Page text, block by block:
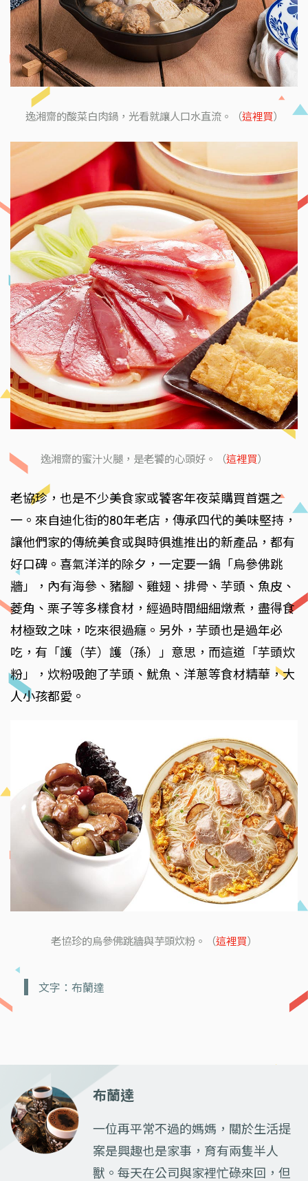
逸湘齋的酸菜白肉鍋，光看就讓人口水直流。（這裡買）
逸湘齋的蜜汁火腿，是老饕的心頭好。（這裡買）
老協珍，也是不少美食家或饕客年夜菜購買首選之
一。來自迪化街的80年老店，傳承四代的美味堅持，
讓他們家的傳統美食或與時俱進推出的新產品，都有
好口碑。喜氣洋洋的除夕，一定要一鍋「烏參佛跳
牆」，內有海參、豬腳、雞翅、排骨、芋頭、魚皮、
菱角、栗子等多樣食材，經過時間細細燉煮，盡得食
材極致之味，吃來很過癮。另外，芋頭也是過年必
吃，有「護（芋）護（孫）」意思，而這道「芋頭炊
粉」，炊粉吸飽了芋頭、魷魚、洋蔥等食材精華，大
人小孩都愛。
老協珍的烏參佛跳牆與芋頭炊粉。（這裡買）
文字：布蘭達
布蘭達
一位再平常不過的媽媽，關於生活提
案是興趣也是家事，育有兩隻半人
獸。每天在公司與家裡忙碌來回，但